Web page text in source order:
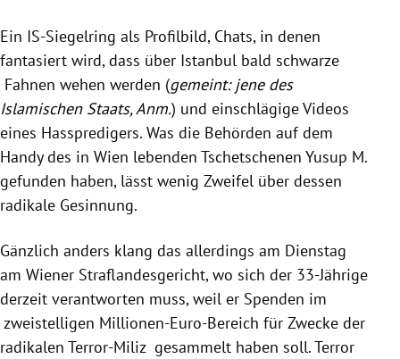
Untermenü
Ein IS-Siegelring als Profilbild, Chats, in denen
fantasiert wird, dass über Istanbul bald schwarze
Fahnen wehen werden (gemeint: jene des
Islamischen Staats, Anm.) und einschlägige Videos
eines Hasspredigers. Was die Behörden auf dem
Handy des in Wien lebenden Tschetschenen Yusup M.
gefunden haben, lässt wenig Zweifel über dessen
radikale Gesinnung.
Gänzlich anders klang das allerdings am Dienstag
am Wiener Straflandesgericht, wo sich der 33-Jährige
derzeit verantworten muss, weil er Spenden im
zweistelligen Millionen-Euro-Bereich für Zwecke der
radikalen Terror-Miliz gesammelt haben soll. Terror